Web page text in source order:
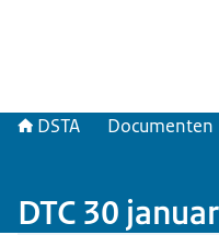
DSTA Documenten
DTC 30